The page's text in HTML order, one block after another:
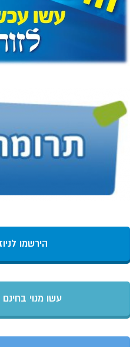
הירשמו
עשו מנוי